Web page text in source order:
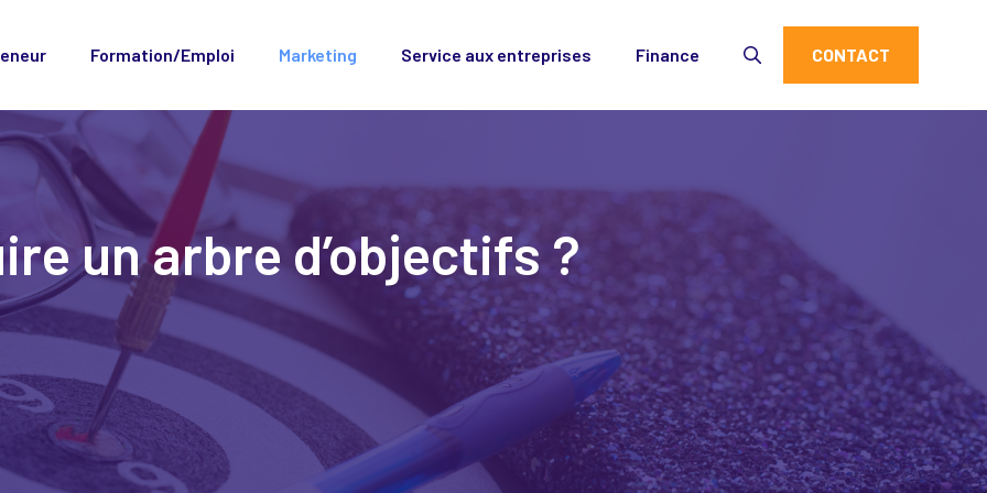
Formation/Emploi Marketing Service aux entreprises Finance CONTACT
un arbre d’objectifs ?